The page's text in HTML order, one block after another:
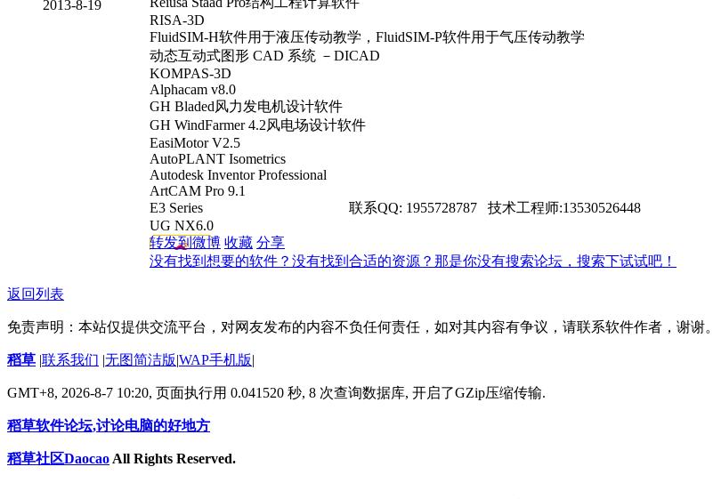
2013-8-19
RISA-3D
FluidSIM-H软件用于液压传动教学，FluidSIM-P软件用于气压传动教学
动态互动式图形 CAD 系统 －DICAD
KOMPAS-3D
Alphacam v8.0
GH Bladed风力发电机设计软件
GH WindFarmer 4.2风电场设计软件
EasiMotor V2.5
AutoPLANT Isometrics
Autodesk Inventor Professional
ArtCAM Pro 9.1
E3 Series 联系QQ: 1955728787 技术工程师:13530526448
UG NX6.0
转发到微博 收藏 分享
没有找到想要的软件？没有找到合适的资源？那是你没有搜索论坛，搜索下试试吧！
返回列表
免责声明：本站仅提供交流平台，对网友发布的内容不负任何责任，如对其内容有争议，请联系软件作者，谢谢。
稻草 |联系我们 |无图简洁版|WAP手机版|
GMT+8, 2026-8-7 10:20, 页面执行用 0.041520 秒, 8 次查询数据库, 开启了GZip压缩传输.
稻草软件论坛,讨论电脑的好地方
稻草社区Daocao All Rights Reserved.